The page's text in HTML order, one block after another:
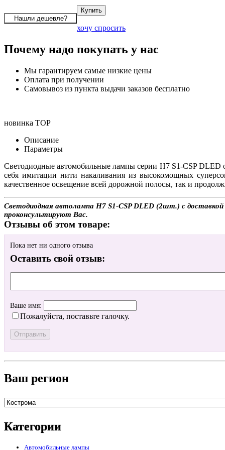
хочу спросить
Почему надо покупать у нас
Мы гарантируем самые низкие цены
Оплата при получении
Самовывоз из пункта выдачи заказов бесплатно
новинка TOP
Описание
Параметры
Светодиодные автомобильные лампы серии H7 S1-CSP DLED
себя имитации нити накаливания из высокомощных
качественное освещение всей дорожной полосы, так и
Светодиодная автолампа H7 S1-CSP DLED (2шт.) с
проконсультируют Вас.
Отзывы об этом товаре:
Пока нет ни одного отзыва
Оставить свой отзыв:
Ваше имя:
Пожалуйста, поставьте галочку.
Ваш регион
Категории
Автомобильные лампы